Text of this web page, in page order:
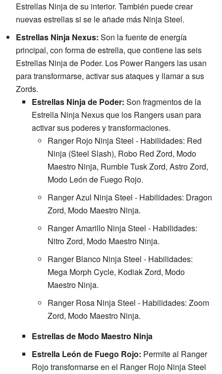
Estrellas Ninja de su interior. También puede crear
nuevas estrellas si se le añade más Ninja Steel.
Estrellas Ninja Nexus: Son la fuente de energía
principal, con forma de estrella, que contiene las seis
Estrellas Ninja de Poder. Los Power Rangers las usan
para transformarse, activar sus ataques y llamar a sus
Zords.
Estrellas Ninja de Poder: Son fragmentos de la
Estrella Ninja Nexus que los Rangers usan para
activar sus poderes y transformaciones.
Ranger Rojo Ninja Steel - Habilidades: Red
Ninja (Steel Slash), Robo Red Zord, Modo
Maestro Ninja, Rumble Tusk Zord, Astro Zord,
Modo León de Fuego Rojo.
Ranger Azul Ninja Steel - Habilidades: Dragon
Zord, Modo Maestro Ninja.
Ranger Amarillo Ninja Steel - Habilidades:
Nitro Zord, Modo Maestro Ninja.
Ranger Blanco Ninja Steel - Habilidades:
Mega Morph Cycle, Kodiak Zord, Modo
Maestro Ninja.
Ranger Rosa Ninja Steel - Habilidades: Zoom
Zord, Modo Maestro Ninja.
Estrellas de Modo Maestro Ninja
Estrella León de Fuego Rojo: Permite al Ranger
Rojo transformarse en el Ranger Rojo Ninja Steel